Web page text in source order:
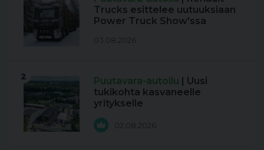
Trucks esittelee uutuuksiaan
Power Truck Show'ssa
03.08.2026
2 Puutavara-autoilu | Uusi
tukikohta kasvaneelle
yritykselle
02.08.2026